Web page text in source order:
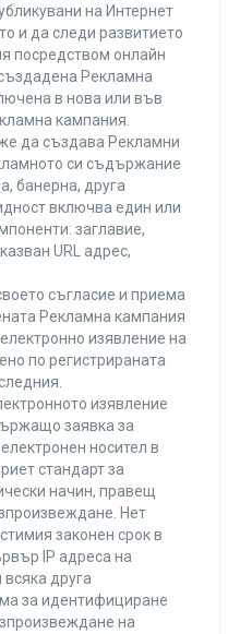
на Интернет
и да следи развитието
посредством онлайн
Рекламна
в нова или във
кампания.
да създава Рекламни
си съдържание
банерна, друга
включва един или
заглавие,
URL адрес,
съгласие и приема
Рекламна кампания
изявление на
по регистрираната
изявление
заявка за
носител в
стандарт за
начин, правещ
Нет
законен срок в
IP адреса на
друга
за идентифициране
на